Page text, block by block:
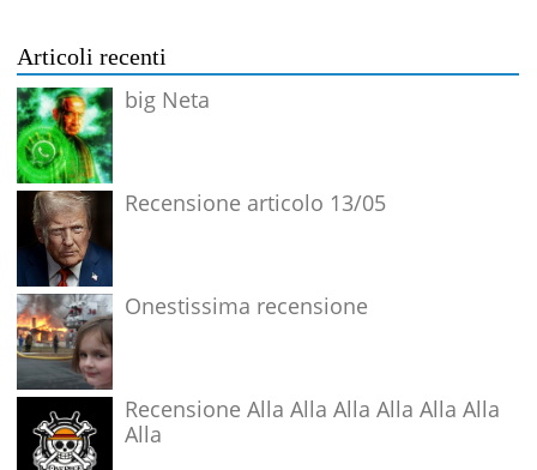
Articoli recenti
big Neta
Recensione articolo 13/05
Onestissima recensione
Recensione Alla Alla Alla Alla Alla Alla
Alla